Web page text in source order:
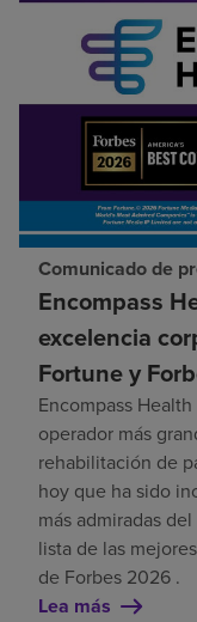
Comunicado de
Encompass
excelencia
Fortune y
Encompass
operador más
rehabilitación de
hoy que ha sido
más admiradas
lista de las
de Forbes 2026 .
Lea más